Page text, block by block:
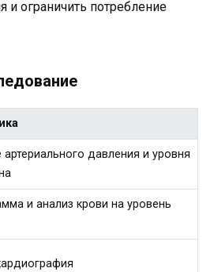
и ограничить потребление
артериального давления и уровня
и анализ крови на уровень